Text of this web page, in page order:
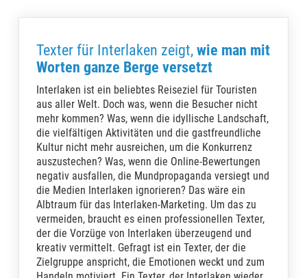
Texter für Interlaken zeigt, wie man mit
Worten ganze Berge versetzt
Interlaken ist ein beliebtes Reiseziel für Touristen
aus aller Welt. Doch was, wenn die Besucher nicht
mehr kommen? Was, wenn die idyllische Landschaft,
die vielfältigen Aktivitäten und die gastfreundliche
Kultur nicht mehr ausreichen, um die Konkurrenz
auszustechen? Was, wenn die Online-Bewertungen
negativ ausfallen, die Mundpropaganda versiegt und
die Medien Interlaken ignorieren? Das wäre ein
Albtraum für das Interlaken-Marketing. Um das zu
vermeiden, braucht es einen professionellen Texter,
der die Vorzüge von Interlaken überzeugend und
kreativ vermittelt. Gefragt ist ein Texter, der die
Zielgruppe anspricht, die Emotionen weckt und zum